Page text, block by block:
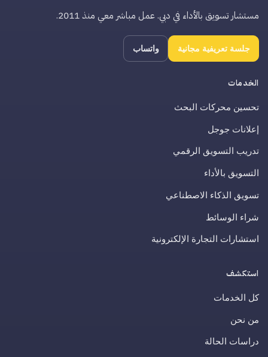
مستشار تسويق بالأداء في دبي. عمل مباشر معي منذ 2011.
جلسة تعريفية مجانية واتساب
الخدمات
تحسين محركات البحث
إعلانات جوجل
تدريب التسويق الرقمي
التسويق بالأداء
تسويق الذكاء الاصطناعي
شراء الوسائط
استشارات التجارة الإلكترونية
استكشف
كل الخدمات
من نحن
دراسات الحالة